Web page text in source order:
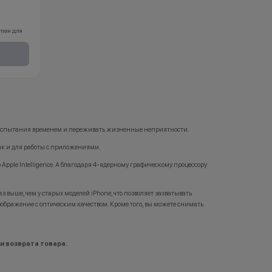
для
временем и переживать жизненные неприятности.
и для работы с приложениями.
Intelligence. А благодаря 4-ядерному графическому процессору
чем у старых моделей iPhone, что позволяет захватывать
с оптическим качеством. Кроме того, вы можете снимать
возврата товара.